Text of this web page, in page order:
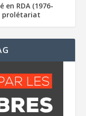
en RDA (1976-
prolétariat